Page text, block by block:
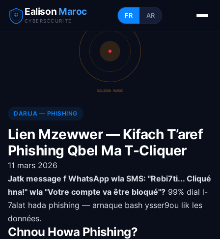
Ealison Maroc
CYBERSÉCURITÉ
FR AR
EALISON MAROC
DARIJA — PHISHING
Lien Mzewwer — Kifach T’aref
Phishing Qbel Ma T-Cliquer
11 mars 2026
Jatk message f WhatsApp wla SMS: "Rebi7ti... Cliqué
hna!" wla "Votre compte va être bloqué"? 99% dial l-
7alat hada phishing — arnaque bash ysser9ou lik les
données.
Chnou Howa Phishing?